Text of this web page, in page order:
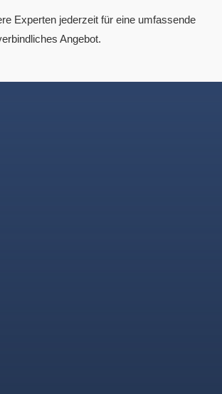
Experten jederzeit für eine umfassende
Angebot.